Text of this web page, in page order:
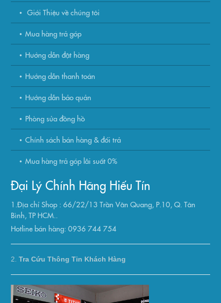
Giới Thiệu về chúng tôi
Mua hàng trả góp
Hướng dẫn đặt hàng
Hướng dẫn thanh toán
Hướng dẫn bảo quản
Phòng sửa đồng hồ
Chính sách bán hàng & đổi trả
Mua hàng trả góp lãi suất 0%
Đại Lý Chính Hãng Hiếu Tín
1.Địa chỉ Shop : 66/22/13 Trần Văn Quang, P.10, Q. Tân
Bình, TP HCM..
Hotline bán hàng: 0936 744 754
2.Tra Cứu Thông Tin Khách Hàng